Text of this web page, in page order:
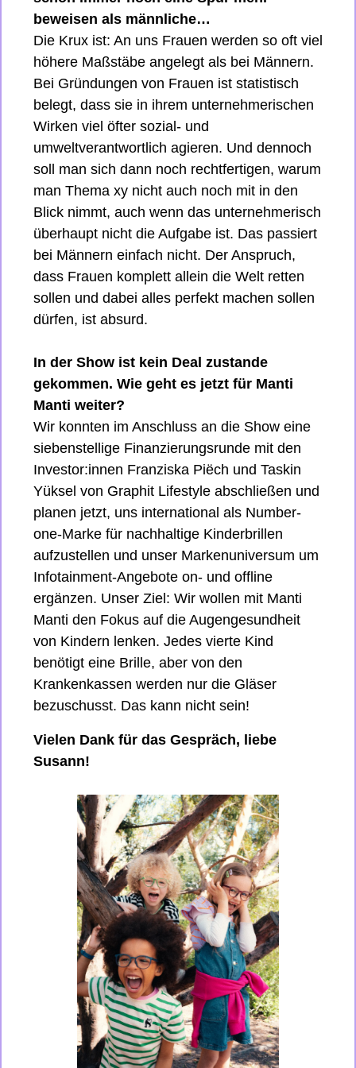
beweisen als männliche…
Die Krux ist: An uns Frauen werden so oft viel
höhere Maßstäbe angelegt als bei Männern.
Bei Gründungen von Frauen ist statistisch
belegt, dass sie in ihrem unternehmerischen
Wirken viel öfter sozial- und
umweltverantwortlich agieren. Und dennoch
soll man sich dann noch rechtfertigen, warum
man Thema xy nicht auch noch mit in den
Blick nimmt, auch wenn das unternehmerisch
überhaupt nicht die Aufgabe ist. Das passiert
bei Männern einfach nicht. Der Anspruch,
dass Frauen komplett allein die Welt retten
sollen und dabei alles perfekt machen sollen
dürfen, ist absurd.
In der Show ist kein Deal zustande
gekommen. Wie geht es jetzt für Manti
Manti weiter?
Wir konnten im Anschluss an die Show eine
siebenstellige Finanzierungsrunde mit den
Investor:innen Franziska Piëch und Taskin
Yüksel von Graphit Lifestyle abschließen und
planen jetzt, uns international als Number-
one-Marke für nachhaltige Kinderbrillen
aufzustellen und unser Markenuniversum um
Infotainment-Angebote on- und offline
ergänzen. Unser Ziel: Wir wollen mit Manti
Manti den Fokus auf die Augengesundheit
von Kindern lenken. Jedes vierte Kind
benötigt eine Brille, aber von den
Krankenkassen werden nur die Gläser
bezuschusst. Das kann nicht sein!
Vielen Dank für das Gespräch, liebe
Susann!